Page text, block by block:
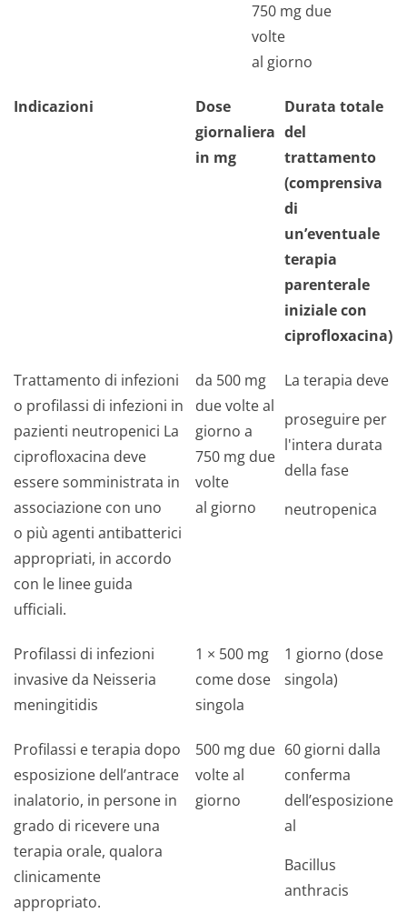
750 mg due
volte
al giorno
Indicazioni
Dose
giornaliera
in mg
Durata totale
del
trattamento
(comprensiva
di
un’eventuale
terapia
parenterale
iniziale con
ciprofloxacina)
Trattamento di infezioni
o profilassi di infezioni in
pazienti neutropenici La
ciprofloxacina deve
essere somministrata in
associazione con uno
o più agenti antibatterici
appropriati, in accordo
con le linee guida
ufficiali.
da 500 mg
due volte al
giorno a
750 mg due
volte
al giorno
La terapia deve
proseguire per
l'intera durata
della fase
neutropenica
Profilassi di infezioni
invasive da Neisseria
meningitidis
1 × 500 mg
come dose
singola
1 giorno (dose
singola)
Profilassi e terapia dopo
esposizione dell’antrace
inalatorio, in persone in
grado di ricevere una
terapia orale, qualora
clinicamente
appropriato.
500 mg due
volte al
giorno
60 giorni dalla
conferma
dell’esposizione
al
Bacillus
anthracis